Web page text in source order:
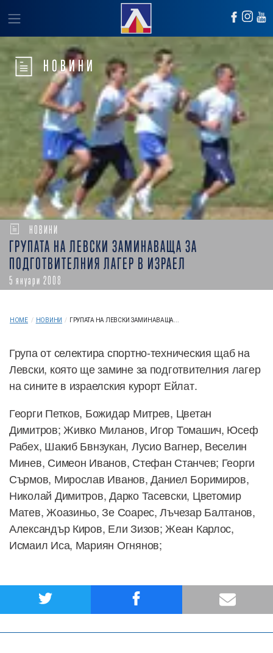
НОВИНИ
НОВИНИ
ГРУПАТА НА ЛЕВСКИ ЗАМИНАВАЩА ЗА
ПОДГОТВИТЕЛНИЯ ЛАГЕР В ИЗРАЕЛ
5 януари 2008
HOME / НОВИНИ / ГРУПАТА НА ЛЕВСКИ ЗАМИНАВАЩА...
Група от селектира спортно-техническия щаб на
Левски, която ще замине за подготвителния лагер
на сините в израелския курорт Ейлат.
Георги Петков, Божидар Митрев, Цветан
Димитров; Живко Миланов, Игор Томашич, Юсеф
Рабех, Шакиб Бвнзукан, Лусио Вагнер, Веселин
Минев, Симеон Иванов, Стефан Станчев; Георги
Сърмов, Мирослав Иванов, Даниел Боримиров,
Николай Димитров, Дарко Тасевски, Цветомир
Матев, Жоазиньо, Зе Соарес, Лъчезар Балтанов,
Александър Киров, Ели Зизов; Жеан Карлос,
Исмаил Иса, Мариян Огнянов;